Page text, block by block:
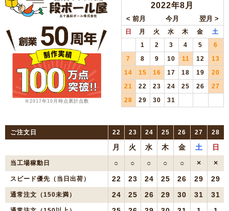
※2017年10月時点累計点数
2022年8月
日 月 火 水 木 金
土
1
2 3 4 5
6
7
8 9 10 11 12
13
14
15 16 17 18 19
20
21
22 23 24 25 26
27
28
29 30 31
ご注文日 22 23 24 25 26 27 28
月 火 水 木 金 土 日
当工場稼動日 ○ ○ ○ ○ ○ × ×
スピード優先（当日出荷） 22 23 24 25 26 29 29
通常注文（150未満） 24 25 26 29 30 31 31